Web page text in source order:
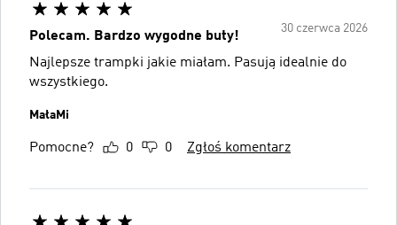
30 czerwca 2026
Polecam. Bardzo wygodne buty!
Najlepsze trampki jakie miałam. Pasują idealnie do
wszystkiego.
MałaMi
Pomocne? 0 0 Zgłoś komentarz